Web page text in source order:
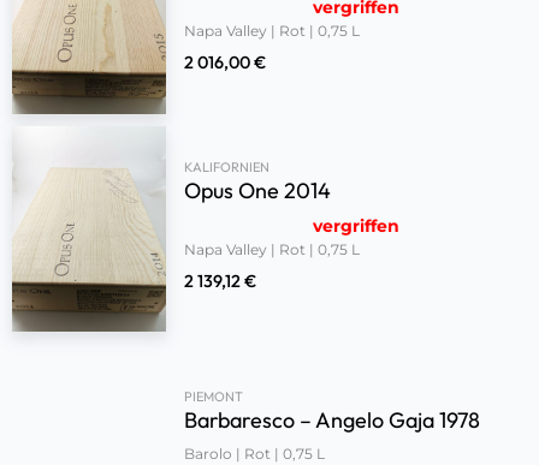
vergriffen
Napa Valley | Rot | 0,75 L
2 016,00€
KALIFORNIEN
Opus One 2014
vergriffen
Napa Valley | Rot | 0,75 L
2 139,12€
PIEMONT
Barbaresco – Angelo Gaja 1978
Barolo | Rot | 0,75 L